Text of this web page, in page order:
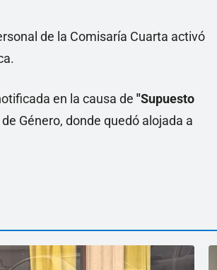
de la Comisaría Cuarta activó
en la causa de "Supuesto
Género, donde quedó alojada a